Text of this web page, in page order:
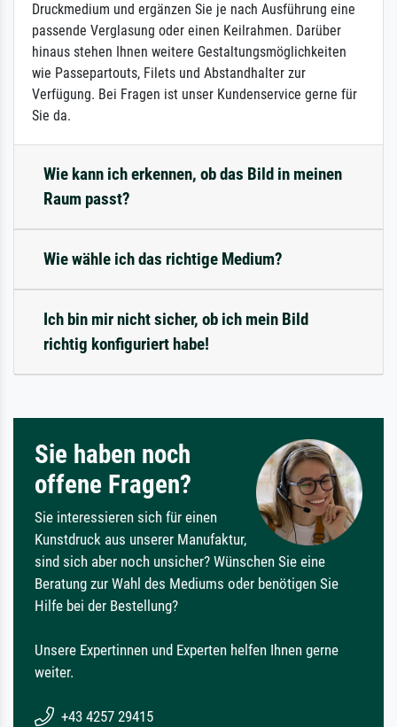
Druckmedium und ergänzen Sie je nach Ausführung eine
passende Verglasung oder einen Keilrahmen. Darüber
hinaus stehen Ihnen weitere Gestaltungsmöglichkeiten
wie Passepartouts, Filets und Abstandhalter zur
Verfügung. Bei Fragen ist unser Kundenservice gerne für
Sie da.
Wie kann ich erkennen, ob das Bild in meinen
Raum passt?
Wie wähle ich das richtige Medium?
Ich bin mir nicht sicher, ob ich mein Bild
richtig konfiguriert habe!
Sie haben noch
offene Fragen?
Sie interessieren sich für einen
Kunstdruck aus unserer Manufaktur,
sind sich aber noch unsicher? Wünschen Sie eine
Beratung zur Wahl des Mediums oder benötigen Sie
Hilfe bei der Bestellung?
Unsere Expertinnen und Experten helfen Ihnen gerne
weiter.
+43 4257 29415